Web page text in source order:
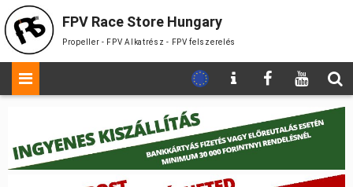
FPV Race Store Hungary
Propeller - FPV Alkatrész - FPV felszerelés